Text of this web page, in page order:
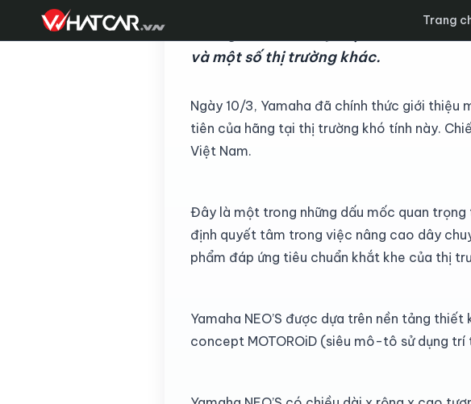
Trang
Những chiếc xe máy điện Yamaha
và một số thị trường khác.
Ngày 10/3, Yamaha đã chính thức giới thiệu
tiên của hãng tại thị trường khó tính này.
Việt Nam.
Đây là một trong những dấu mốc quan
định quyết tâm trong việc nâng cao dây
phẩm đáp ứng tiêu chuẩn khắt khe của thị
Yamaha NEO’S được dựa trên nền tảng
concept MOTOROiD (siêu mô-tô sử dụng